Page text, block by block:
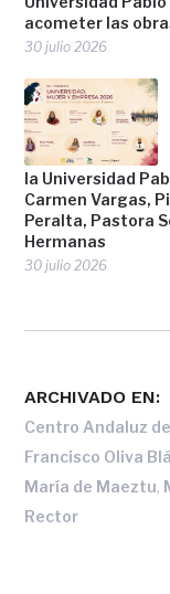
acometer las
30 julio 2026
la Universidad
Carmen Vargas,
Peralta, Pastora
Hermanas
30 julio 2026
ARCHIVADO EN:
Centro Andaluz
Francisco Oliva
María de Maeztu,
Rector